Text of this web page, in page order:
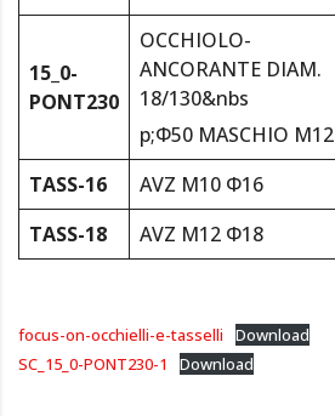
15_0-
PONT230
OCCHIOLO-
ANCORANTE DIAM.
18/130&nbs
p;Φ50 MASCHIO M12
TASS-16 AVZ M10 Φ16
TASS-18
AVZ M12 Φ18
focus-on-occhielli-e-tasselli
Download
SC_15_0-PONT230-1
Download